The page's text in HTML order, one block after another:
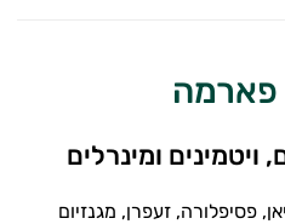
פארמה
ומינרלים
פסיפלורה, זעפרן, מגנזיום